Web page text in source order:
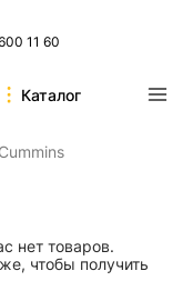
11 60
Каталог
нет товаров.
чтобы получить